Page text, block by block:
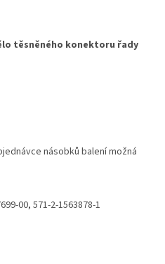
těsněného konektoru řady
násobků balení možná
00, 571-2-1563878-1